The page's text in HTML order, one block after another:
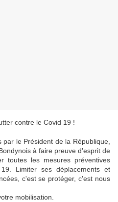
contre le Covid 19 !
le Président de la République,
à faire preuve d'esprit de
toutes les mesures préventives
Limiter ses déplacements et
c'est se protéger, c'est nous
mobilisation.